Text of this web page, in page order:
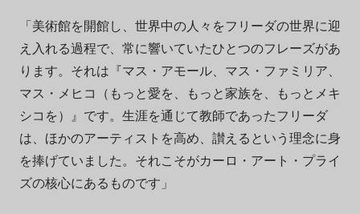
「美術館を開館し、世界中の人々をフリーダの世界に迎
え入れる過程で、常に響いていたひとつのフレーズがあ
ります。それは『マス・アモール、マス・ファミリア、
マス・メヒコ（もっと愛を、もっと家族を、もっとメキ
シコを）』です。生涯を通じて教師であったフリーダ
は、ほかのアーティストを高め、讃えるという理念に身
を捧げていました。それこそがカーロ・アート・プライ
ズの核心にあるものです」